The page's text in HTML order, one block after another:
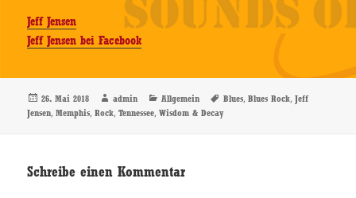
Jeff Jensen
Jeff Jensen bei Facebook
Veröffentlicht
am
26. Mai 2018 Autor
admin Kategorien
Allgemein Schlagwörter
Blues,Blues Rock,Jeff
Jensen,Memphis,Rock,Tennessee,Wisdom & Decay
Schreibe einen Kommentar